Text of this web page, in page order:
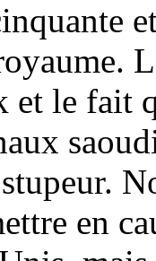
et le fait
en